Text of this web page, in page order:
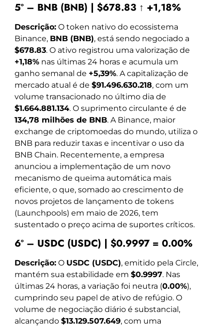
5º – BNB (BNB) | $678.83 ↑ +1,18%
Descrição: O token nativo do ecossistema
Binance, BNB (BNB), está sendo negociado a
$678.83. O ativo registrou uma valorização de
+1,18% nas últimas 24 horas e acumula um
ganho semanal de +5,39%. A capitalização de
mercado atual é de $91.496.630.218, com um
volume transacionado no último dia de
$1.664.881.134. O suprimento circulante é de
134,78 milhões de BNB. A Binance, maior
exchange de criptomoedas do mundo, utiliza o
BNB para reduzir taxas e incentivar o uso da
BNB Chain. Recentemente, a empresa
anunciou a implementação de um novo
mecanismo de queima automática mais
eficiente, o que, somado ao crescimento de
novos projetos de lançamento de tokens
(Launchpools) em maio de 2026, tem
sustentado o preço acima de suportes críticos.
6º – USDC (USDC) | $0.9997 = 0.00%
Descrição: O USDC (USDC), emitido pela Circle,
mantém sua estabilidade em $0.9997. Nas
últimas 24 horas, a variação foi neutra (0.00%),
cumprindo seu papel de ativo de refúgio. O
volume de negociação diário é substancial,
alcançando $13.129.507.649, com uma